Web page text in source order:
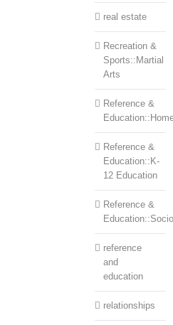
real estate
Recreation &
Sports::Martial
Arts
Reference &
Reference &
Education::K-
12 Education
Reference &
reference
and
education
relationships